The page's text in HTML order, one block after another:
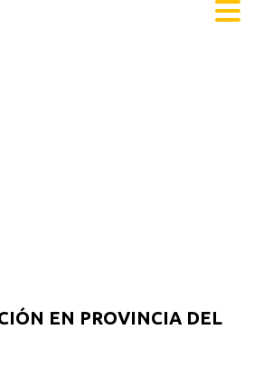
EN PROVINCIA DEL